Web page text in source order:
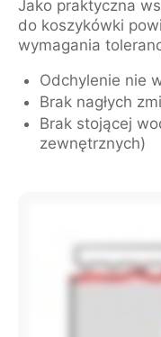
Jako praktyczna
do koszykówki
wymagania
Odchylenie nie
Brak nagłych
Brak stojącej
zewnętrznych)